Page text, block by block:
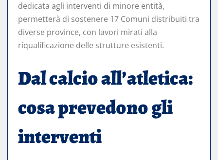
dedicata agli interventi di minore entità,
permetterà di sostenere 17 Comuni distribuiti tra
diverse province, con lavori mirati alla
riqualificazione delle strutture esistenti.
Dal calcio all’atletica:
cosa prevedono gli
interventi